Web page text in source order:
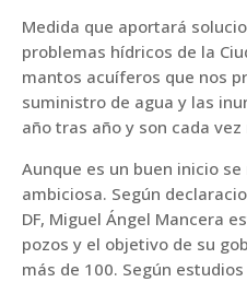
Medida que aportará
problemas hídricos de la
mantos acuíferos que nos
suministro de agua y las
año tras año y son cada
Aunque es un buen inicio
ambiciosa. Según
DF, Miguel Ángel Mancera
pozos y el objetivo de su
más de 100. Según